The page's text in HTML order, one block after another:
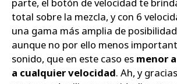
total sobre la mezcla, y con 6
una gama más amplia de
aunque no por ello menos
sonido, que en este caso es menor
a cualquier velocidad. Ah, y